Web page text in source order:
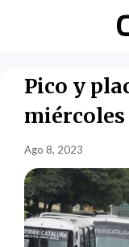
Pico y
miércoles
Ago 8, 2023